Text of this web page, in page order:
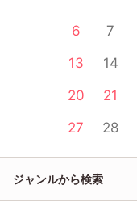
6
7
13
14
20
21
27
28
ジャンルから検索